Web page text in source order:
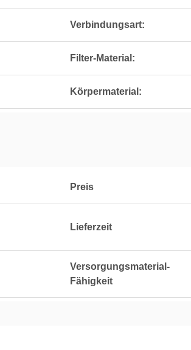
Verbindungsart:
Filter-Material:
Körpermaterial:
Preis
Lieferzeit
Versorgungsmaterial-
Fähigkeit